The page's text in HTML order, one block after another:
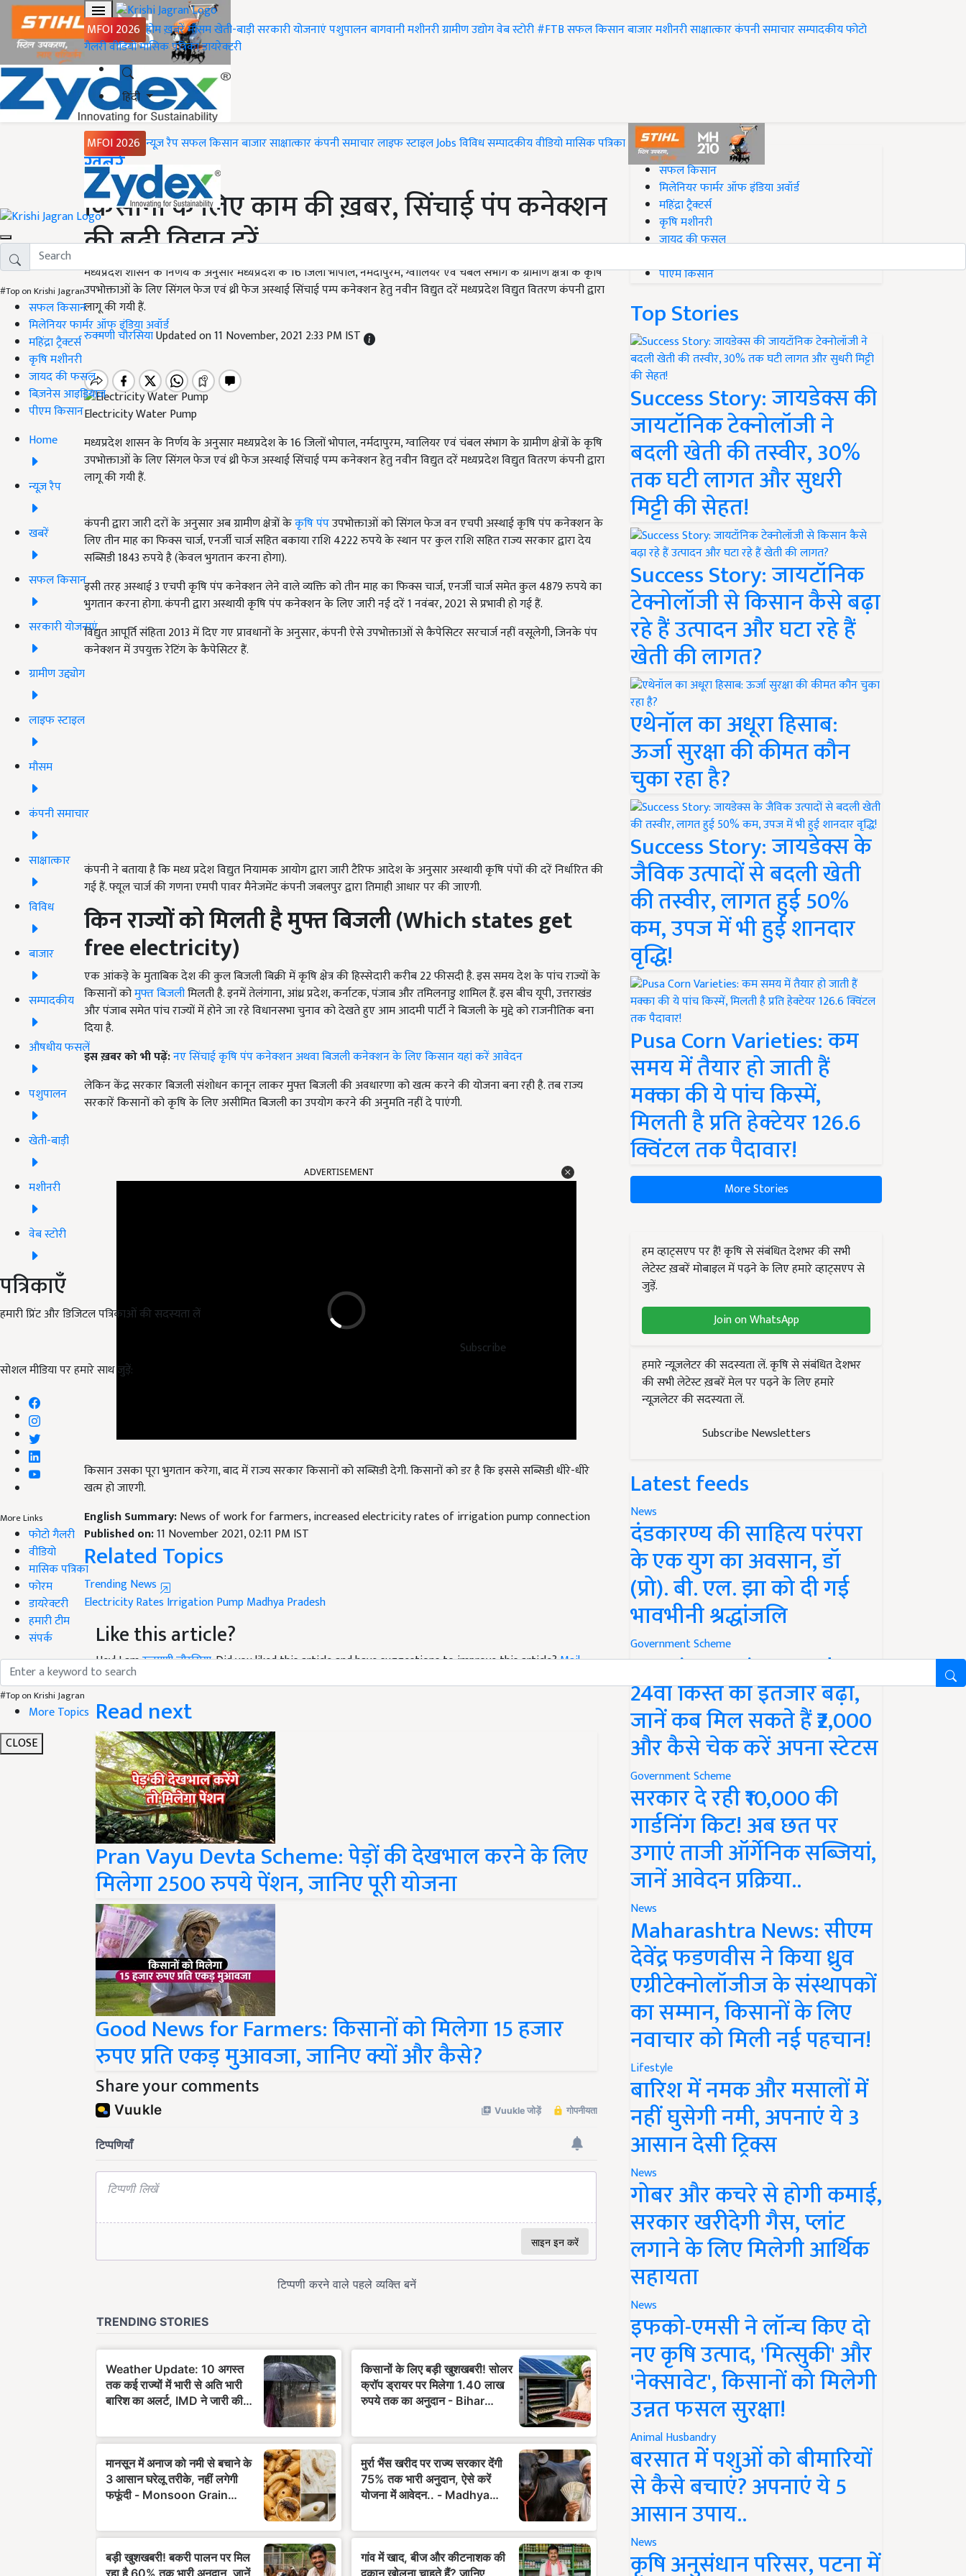
MFOI 2026 होमख़बरेंमौसमखेती-बाड़ीसरकारी योजनाएंपशुपालनबागवानीमशीनरीग्रामीण उद्योगवेब स्टोरी#FTBसफल किसानबाजारमशीनरीसाक्षात्कारकंपनी समाचारसम्पादकीयफोटो
गैलरीवीडियोमासिक पत्रिकाडायरेक्टरी
हिंदी
MFOI 2026 न्यूज़ रैपसफल किसानबाजारसाक्षात्कारकंपनी समाचारलाइफ स्टाइलJobsविविधसम्पादकीयवीडियोमासिक पत्रिका
#Top on Krishi Jagran
सफल किसान
मिलेनियर फार्मर ऑफ इंडिया अवॉर्ड
महिंद्रा ट्रैक्टर्स
कृषि मशीनरी
जायद की फसल
बिज़नेस आइडियाज
पीएम किसान
Home
न्यूज़ रैप
खबरें
सफल किसान
सरकारी योजनाएं
ग्रामीण उद्द्योग
लाइफ स्टाइल
मौसम
कंपनी समाचार
साक्षात्कार
विविध
बाजार
सम्पादकीय
औषधीय फसलें
पशुपालन
खेती-बाड़ी
मशीनरी
वेब स्टोरी
पत्रिकाएँ
हमारी प्रिंट और डिजिटल पत्रिकाओं की सदस्यता लें
Subscribe
सोशल मीडिया पर हमारे साथ जुड़ें:
More Links
फोटो गैलरी
वीडियो
मासिक पत्रिका
फोरम
डायरेक्टरी
हमारी टीम
संपर्क
#Top on Krishi Jagran
More Topics
CLOSE
Home
ख़बरें
किसानों के लिए काम की ख़बर, सिंचाई पंप कनेक्शन
की बढ़ी विद्युत दरें
मध्यप्रदेश शासन के निर्णय के अनुसार मध्यप्रदेश के 16 जिलों भोपाल, नर्मदापुरम, ग्वालियर एवं चंबल संभाग के ग्रामीण क्षेत्रों के कृषि
उपभोक्ताओं के लिए सिंगल फेज एवं थ्री फेज अस्थाई सिंचाई पम्प कनेक्शन हेतु नवीन विद्युत दरें मध्यप्रदेश विद्युत वितरण कंपनी द्वारा
लागू की गयी हैं.
रुक्मणी चौरसियाUpdated on 11 November, 2021 2:33 PM IST
Electricity Water Pump
मध्यप्रदेश शासन के निर्णय के अनुसार मध्यप्रदेश के 16 जिलों भोपाल, नर्मदापुरम, ग्वालियर एवं चंबल संभाग के ग्रामीण क्षेत्रों के कृषि
उपभोक्ताओं के लिए सिंगल फेज एवं थ्री फेज अस्थाई सिंचाई पम्प कनेक्शन हेतु नवीन विद्युत दरें मध्यप्रदेश विद्युत वितरण कंपनी द्वारा
लागू की गयी हैं.
कंपनी द्वारा जारी दरों के अनुसार अब ग्रामीण क्षेत्रों केकृषि पंपउपभोक्ताओं को सिंगल फेज वन एचपी अस्थाई कृषि पंप कनेक्शन के
लिए तीन माह का फिक्स चार्ज, एनर्जी चार्ज सहित बकाया राशि 4222 रुपये के स्थान पर कुल राशि सहित राज्य सरकार द्वारा देय
सब्सिडी 1843 रुपये है (केवल भुगतान करना होगा).
इसी तरह अस्थाई 3 एचपी कृषि पंप कनेक्शन लेने वाले व्यक्ति को तीन माह का फिक्स चार्ज, एनर्जी चार्ज समेत कुल 4879 रुपये का
भुगतान करना होगा. कंपनी द्वारा अस्थायी कृषि पंप कनेक्शन के लिए जारी नई दरें 1 नवंबर, 2021 से प्रभावी हो गई हैं.
विद्युत आपूर्ति संहिता 2013 में दिए गए प्रावधानों के अनुसार, कंपनी ऐसे उपभोक्ताओं से कैपेसिटर सरचार्ज नहीं वसूलेगी, जिनके पंप
कनेक्शन में उपयुक्त रेटिंग के कैपेसिटर हैं.
कंपनी ने बताया है कि मध्य प्रदेश विद्युत नियामक आयोग द्वारा जारी टैरिफ आदेश के अनुसार अस्थायी कृषि पंपों की दरें निर्धारित की
गई हैं. फ्यूल चार्ज की गणना एमपी पावर मैनेजमेंट कंपनी जबलपुर द्वारा तिमाही आधार पर की जाएगी.
किन राज्यों को मिलती है मुफ्त बिजली (Which states get
free electricity)
एक आंकड़े के मुताबिक देश की कुल बिजली बिक्री में कृषि क्षेत्र की हिस्सेदारी करीब 22 फीसदी है. इस समय देश के पांच राज्यों के
किसानों कोमुफ्त बिजलीमिलती है. इनमें तेलंगाना, आंध्र प्रदेश, कर्नाटक, पंजाब और तमिलनाडु शामिल हैं. इस बीच यूपी, उत्तराखंड
और पंजाब समेत पांच राज्यों में होने जा रहे विधानसभा चुनाव को देखते हुए आम आदमी पार्टी ने बिजली के मुद्दे को राजनीतिक बना
दिया है.
इस ख़बर को भी पढ़ें:नए सिंचाई कृषि पंप कनेक्शन अथवा बिजली कनेक्शन के लिए किसान यहां करें आवेदन
लेकिन केंद्र सरकार बिजली संशोधन कानून लाकर मुफ्त बिजली की अवधारणा को खत्म करने की योजना बना रही है. तब राज्य
सरकारें किसानों को कृषि के लिए असीमित बिजली का उपयोग करने की अनुमति नहीं दे पाएंगी.
खत्म हो जाएगी.
Published on:11 November 2021, 02:11 PM IST
Related Topics
Trending News
Electricity RatesIrrigation Pump
Like this article?
Hey! I amरुक्मणी चौरसिया. Did you liked this article and have suggestions to improve this article?
me your suggestions and feedback.
Read next
Pran Vayu Devta Scheme: पेड़ों की देखभाल करने के लिए
मिलेगा 2500 रुपये पेंशन, जानिए पूरी योजना
Good News for Farmers: किसानों को मिलेगा 15 हजार
रुपए प्रति एकड़ मुआवजा, जानिए क्यों और कैसे?
Share your comments
#Top on Krishi Jagran
सफल किसान
मिलेनियर फार्मर ऑफ इंडिया अवॉर्ड
महिंद्रा ट्रैक्टर्स
कृषि मशीनरी
जायद की फसल
पीएम किसान
Top Stories
Success Story: जायडेक्स की
जायटॉनिक टेक्नोलॉजी ने
बदली खेती की तस्वीर, 30%
तक घटी लागत और सुधरी
मिट्टी की सेहत!
Success Story: जायटॉनिक
टेक्नोलॉजी से किसान कैसे बढ़ा
रहे हैं उत्पादन और घटा रहे हैं
खेती की लागत?
एथेनॉल का अधूरा हिसाब:
ऊर्जा सुरक्षा की कीमत कौन
चुका रहा है?
Success Story: जायडेक्स के
जैविक उत्पादों से बदली खेती
की तस्वीर, लागत हुई 50%
कम, उपज में भी हुई शानदार
वृद्धि!
Pusa Corn Varieties: कम
समय में तैयार हो जाती हैं
मक्का की ये पांच किस्में,
मिलती है प्रति हेक्टेयर 126.6
क्विंटल तक पैदावार!
More Stories
हम व्हाट्सएप पर हैं! कृषि से संबंधित देशभर की सभी
लेटेस्ट ख़बरें मोबाइल में पढ़ने के लिए हमारे व्हाट्सएप से
जुड़ें.
Join on WhatsApp
हमारे न्यूज़लेटर की सदस्यता लें. कृषि से संबंधित देशभर
की सभी लेटेस्ट ख़बरें मेल पर पढ़ने के लिए हमारे
न्यूज़लेटर की सदस्यता लें.
Subscribe Newsletters
Latest feeds
News
दंडकारण्य की साहित्य परंपरा
के एक युग का अवसान, डॉ
(प्रो). बी. एल. झा को दी गई
भावभीनी श्रद्धांजलि
Government Scheme
PM Kisan Yojana Update:
24वीं किस्त का इंतजार बढ़ा,
जानें कब मिल सकते हैं ₹2,000
और कैसे चेक करें अपना स्टेटस
Government Scheme
सरकार दे रही ₹10,000 की
गार्डनिंग किट! अब छत पर
उगाएं ताजी ऑर्गेनिक सब्जियां,
जानें आवेदन प्रक्रिया..
News
Maharashtra News: सीएम
देवेंद्र फडणवीस ने किया ध्रुव
एग्रीटेक्नोलॉजीज के संस्थापकों
का सम्मान, किसानों के लिए
नवाचार को मिली नई पहचान!
Lifestyle
बारिश में नमक और मसालों में
नहीं घुसेगी नमी, अपनाएं ये 3
आसान देसी ट्रिक्स
News
गोबर और कचरे से होगी कमाई,
सरकार खरीदेगी गैस, प्लांट
लगाने के लिए मिलेगी आर्थिक
सहायता
News
इफको-एमसी ने लॉन्च किए दो
नए कृषि उत्पाद, 'मित्सुकी' और
'नेक्सावेट', किसानों को मिलेगी
उन्नत फसल सुरक्षा!
Animal Husbandry
बरसात में पशुओं को बीमारियों
से कैसे बचाएं? अपनाएं ये 5
आसान उपाय..
News
कृषि अनुसंधान परिसर, पटना में